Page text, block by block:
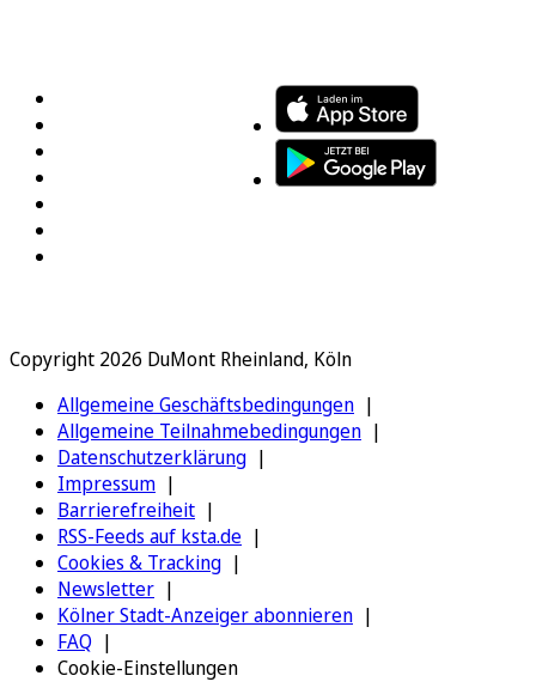
Copyright 2026 DuMont Rheinland, Köln
Allgemeine Geschäftsbedingungen
Allgemeine Teilnahmebedingungen
Datenschutzerklärung
Impressum
Barrierefreiheit
RSS-Feeds auf ksta.de
Cookies & Tracking
Newsletter
Kölner Stadt-Anzeiger abonnieren
FAQ
Cookie-Einstellungen